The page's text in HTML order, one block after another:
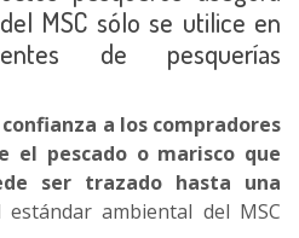
MSC sólo se utilice en
de pesquerías
confianza a los compradores
el pescado o marisco que
ser trazado hasta una
ambiental del MSC